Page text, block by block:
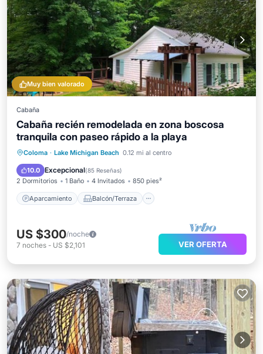
Muy bien valorado
Cabaña
Cabaña recién remodelada en zona boscosa
tranquila con paseo rápido a la playa
Coloma · Lake Michigan Beach 0.12 mi al centro
10.0 Excepcional(85 Reseñas)
2 Dormitorios 1 Baño 4 Invitados 850 pies²
Aparcamiento Balcón/Terraza
Aparcamiento
Balcón/Terraza
Cocina
Aire acondicionado
US $300/noche
7 noches - US $2,101 VER OFERTA